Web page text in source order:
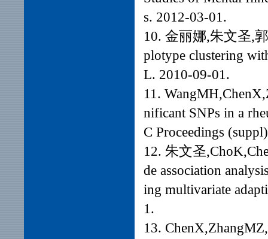
s. 2012-03-01.
10. 金丽娜,朱文圣,
plotype clustering
L. 2010-09-01.
11.
nificant SNPs in a
C Proceedings
12. 朱文圣
de association
ing multivariate
1.
13.